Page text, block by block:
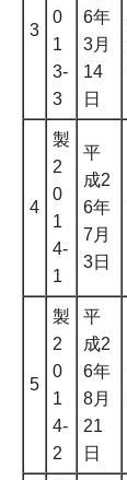
3
0
1
3-
3
6年
3月
14
日
4
製
2
0
1
4-
1
平
成2
6年
7月
3日
5
製
2
0
1
4-
2
平
成2
6年
8月
21
日